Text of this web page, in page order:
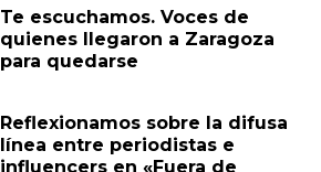
Te escuchamos. Voces de
quienes llegaron a Zaragoza
para quedarse
Reflexionamos sobre la difusa
línea entre periodistas e
influencers en «Fuera de